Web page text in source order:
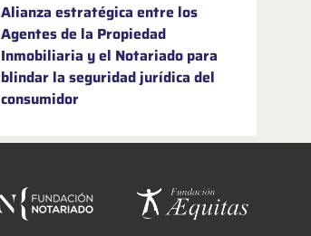
Alianza estratégica entre los
Agentes de la Propiedad
Inmobiliaria y el Notariado para
blindar la seguridad jurídica del
consumidor